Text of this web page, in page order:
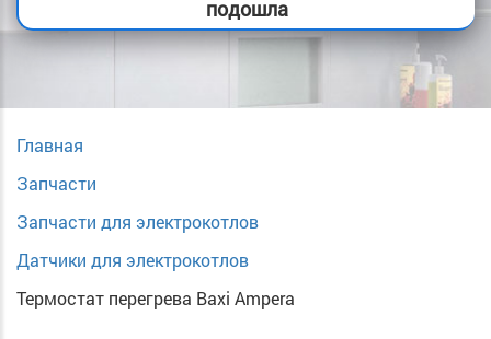
подошла
Главная
Запчасти
Запчасти для электрокотлов
Датчики для электрокотлов
Термостат перегрева Baxi Ampera